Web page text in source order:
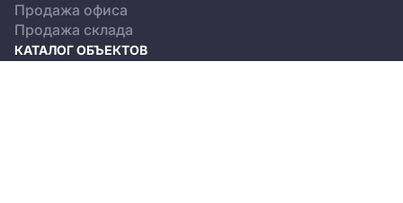
Продажа офиса
Продажа склада
КАТАЛОГ ОБЪЕКТОВ